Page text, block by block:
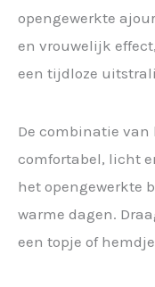
opengewerkte
en vrouwelijk
een tijdloze
De combinatie
comfortabel, licht
het opengewerkte
warme dagen.
een topje of